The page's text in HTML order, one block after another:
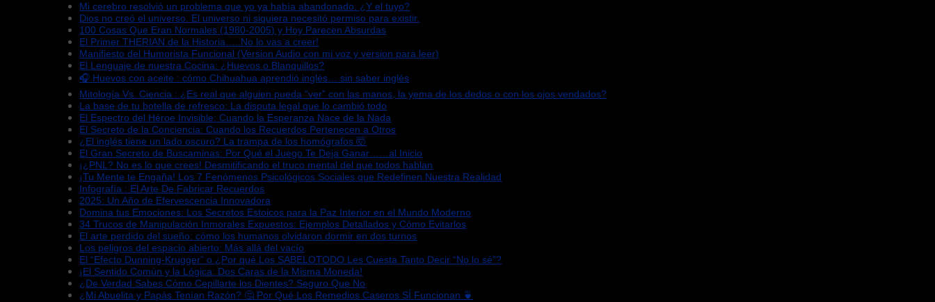
Mi cerebro resolvió un problema que yo ya había abandonado. ¿Y el tuyo?
Dios no creó el universo. El universo ni siquiera necesitó permiso para existir.
100 Cosas Que Eran Normales (1980-2005) y Hoy Parecen Absurdas
El Primer THERIAN de la Historia…..No lo vas a creer!
Manifiesto del Humorista Funcional (Version Audio con mi voz y version para leer)
El Lenguaje de nuestra Cocina: ¿Huevos o Blanquillos?
🎧 Huevos con aceite : cómo Chihuahua aprendió inglés… sin saber inglés
Mitología Vs. Ciencia : ¿Es real que alguien pueda “ver” con las manos, la yema de los dedos o con los ojos vendados?
La base de tu botella de refresco: La disputa legal que lo cambió todo
El Espectro del Héroe Invisible: Cuando la Esperanza Nace de la Nada
El Secreto de la Conciencia: Cuando los Recuerdos Pertenecen a Otros
¿El inglés tiene un lado oscuro? La trampa de los homógrafos 🤯
El Gran Secreto de Buscaminas: Por Qué el Juego Te Deja Ganar……al Inicio
¡¿PNL? No es lo que crees! Desmitificando el truco mental del que todos hablan
¡Tu Mente te Engaña! Los 7 Fenómenos Psicológicos Sociales que Redefinen Nuestra Realidad
Infografía : El Arte De Fabricar Recuerdos
2025: Un Año de Efervescencia Innovadora
Domina tus Emociones: Los Secretos Estoicos para la Paz Interior en el Mundo Moderno
34 Trucos de Manipulación Inmorales Expuestos: Ejemplos Detallados y Cómo Evitarlos
El arte perdido del sueño: cómo los humanos olvidaron dormir en dos turnos
Los peligros del espacio abierto: Más allá del vacío
El “Efecto Dunning-Krugger” o ¿Por qué Los SABELOTODO Les Cuesta Tanto Decir “No lo sé”?
¡El Sentido Común y la Lógica: Dos Caras de la Misma Moneda!
¿De Verdad Sabes Cómo Cepillarte los Dientes? Seguro Que No
¿Mi Abuelita y Papás Tenían Razón? 🤔 Por Qué Los Remedios Caseros SÍ Funcionan 🍵